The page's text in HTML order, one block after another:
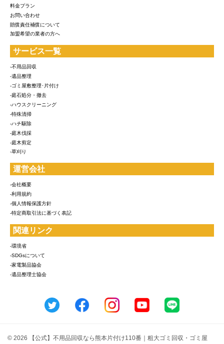
料金プラン
お問い合わせ
賠償責任補償について
加盟希望の業者の方へ
サービス一覧
-不用品回収
-遺品整理
-ゴミ屋敷整理･片付け
-庭石処分・撤去
-ハウスクリーニング
-特殊清掃
-ハチ駆除
-庭木伐採
-庭木剪定
-草刈り
運営会社
-会社概要
-利用規約
-個人情報保護方針
-特定商取引法に基づく表記
関連リンク
-環境省
-SDGsについて
-家電製品協会
-遺品整理士協会
© 2026 【公式】不用品回収なら熊本片付け110番｜粗大ゴミ回収・ゴミ屋